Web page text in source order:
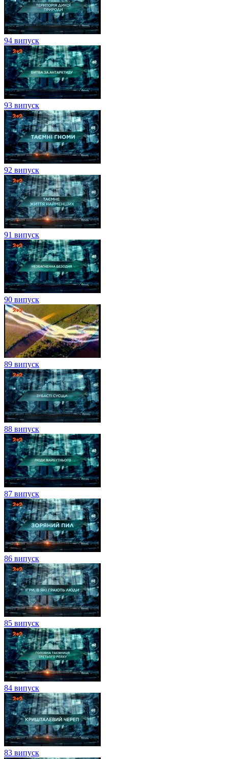
94 випуск
93 випуск
92 випуск
91 випуск
90 випуск
89 випуск
88 випуск
87 випуск
86 випуск
85 випуск
84 випуск
83 випуск